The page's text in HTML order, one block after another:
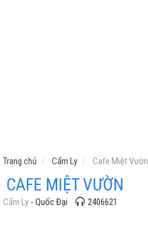
Trang chủ Cẩm Ly Cafe Miệt Vườn
CAFE MIỆT VƯỜN
Cẩm Ly - Quốc Đại 2406621